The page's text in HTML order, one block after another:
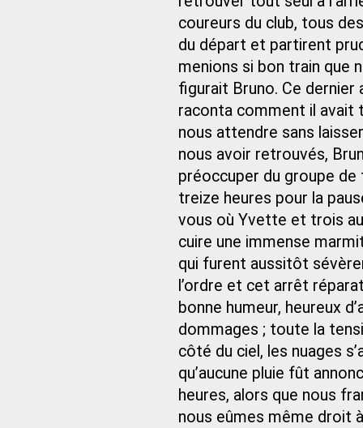
coureurs du club, tous
du départ et partirent
menions si bon train que
figurait Bruno. Ce dernier
raconta comment il avait
nous attendre sans
nous avoir retrouvés,
préoccuper du groupe
treize heures pour la
vous où Yvette et trois
cuire une immense
qui furent aussitôt
l’ordre et cet arrêt
bonne humeur, heureux
dommages ; toute la
côté du ciel, les nuages
qu’aucune pluie fût
heures, alors que nous
nous eûmes même droit